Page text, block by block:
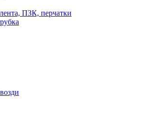
ПЗК, перчатки